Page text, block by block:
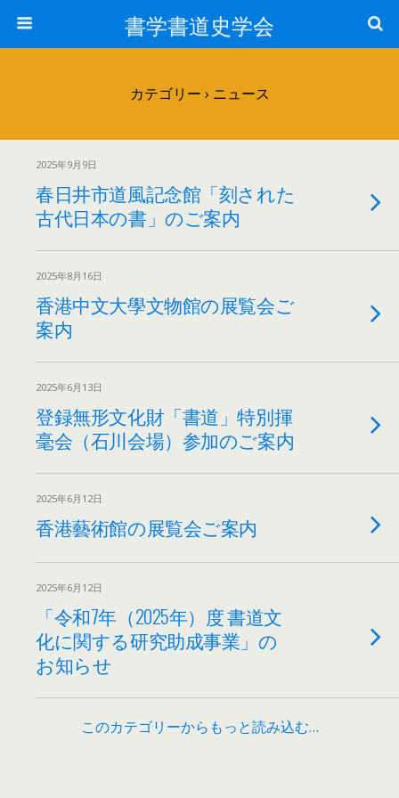
書学書道史学会
カテゴリー › ニュース
2025年9月9日
春日井市道風記念館「刻された
古代日本の書」のご案内
2025年8月16日
香港中文大學文物館の展覧会ご
案内
2025年6月13日
登録無形文化財「書道」特別揮
毫会（石川会場）参加のご案内
2025年6月12日
香港藝術館の展覧会ご案内
2025年6月12日
「令和7年（2025年）度 書道文
化に関する研究助成事業」の
お知らせ
このカテゴリーからもっと読み込む…